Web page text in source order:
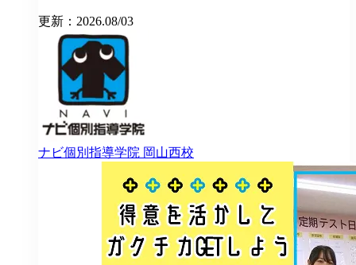
更新：2026.08/03
ナビ個別指導学院 岡山西校